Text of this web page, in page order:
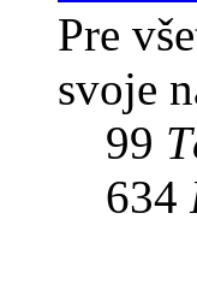
Pre
svoje
99
634